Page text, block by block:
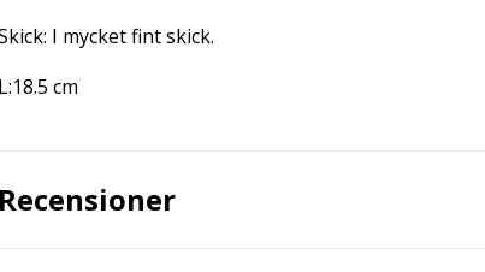
I mycket fint skick.
L:18.5 cm
Recensioner